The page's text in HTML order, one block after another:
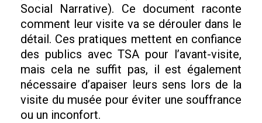
Social Narrative). Ce document raconte
comment leur visite va se dérouler dans le
détail. Ces pratiques mettent en confiance
des publics avec TSA pour l’avant-visite,
mais cela ne suffit pas, il est également
nécessaire d’apaiser leurs sens lors de la
visite du musée pour éviter une souffrance
ou un inconfort.